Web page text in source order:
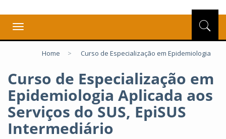
Toggle
navigation
Home > Curso de Especialização em Epidemiologia
Curso de Especialização em
Epidemiologia Aplicada aos
Serviços do SUS, EpiSUS
Intermediário